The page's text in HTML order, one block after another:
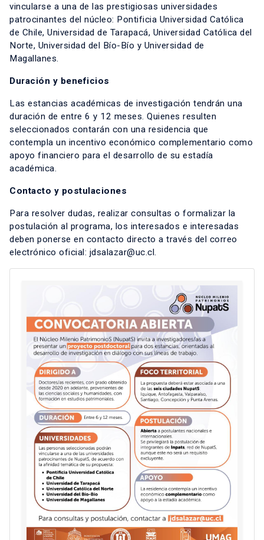
vincularse a una de las prestigiosas universidades
patrocinantes del núcleo: Pontificia Universidad Católica
de Chile, Universidad de Tarapacá, Universidad Católica del
Norte, Universidad del Bío-Bío y Universidad de
Magallanes.
Duración y beneficios
Las estancias académicas de investigación tendrán una
duración de entre 6 y 12 meses. Quienes resulten
seleccionados contarán con una residencia que
contempla un incentivo económico complementario como
apoyo financiero para el desarrollo de su estadía
académica.
Contacto y postulaciones
Para resolver dudas, realizar consultas o formalizar la
postulación al programa, los interesados e interesadas
deben ponerse en contacto directo a través del correo
electrónico oficial: jdsalazar@uc.cl.